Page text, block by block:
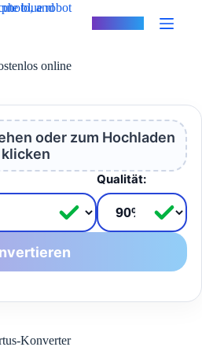
online
oder zum Hochladen
klicken
Qualität:
Konverter